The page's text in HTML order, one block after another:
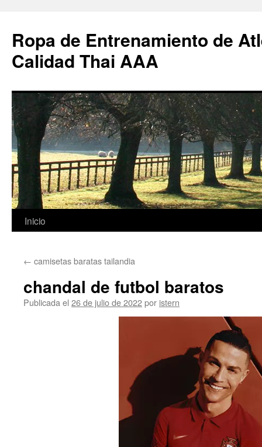
Ropa de Entrenamiento de
Calidad Thai AAA
Saltar
contenido
Inicio
← camisetas baratas tailandia
chandal de futbol baratos
Publicada el 26 de julio de 2022por istern